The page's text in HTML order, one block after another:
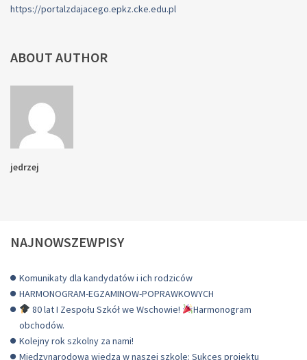
https://portalzdajacego.epkz.cke.edu.pl
ABOUT AUTHOR
jedrzej
NAJNOWSZEWPISY
Komunikaty dla kandydatów i ich rodziców
HARMONOGRAM-EGZAMINOW-POPRAWKOWYCH
80 lat I Zespołu Szkół we Wschowie!
Harmonogram
obchodów.
Kolejny rok szkolny za nami!
Międzynarodowa wiedza w naszej szkole: Sukces projektu